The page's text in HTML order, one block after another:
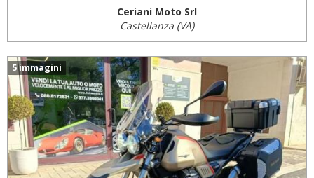
Ceriani Moto Srl
Castellanza (VA)
5 immagini